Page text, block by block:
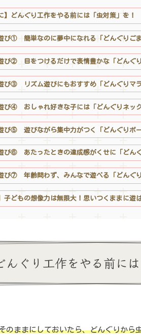
】どんぐり工作をやる前には「虫対策」を！
び① 簡単なのに夢中になれる「どんぐりごま
び② 目をつけるだけで表情豊かな「どんぐり
び③ リズム遊びにもおすすめ「どんぐりマラ
び④ おしゃれ好きな子には「どんぐりネック
び⑤ 遊びながら集中力がつく「どんぐりボー
び⑥ あたったときの達成感がくせに「どんぐ
び⑦ 年齢問わず、みんなで遊べる「どんぐり
子どもの想像力は無限大！思いつくままに遊
んぐり工作をやる前に
のままにしておいたら、どんぐりから